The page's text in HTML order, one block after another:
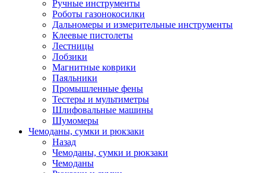
Ручные инструменты
Роботы газонокосилки
Дальномеры и измерительные инструменты
Клеевые пистолеты
Лестницы
Лобзики
Магнитные коврики
Паяльники
Промышленные фены
Тестеры и мультиметры
Шлифовальные машины
Шумомеры
Чемоданы, сумки и рюкзаки
Назад
Чемоданы, сумки и рюкзаки
Чемоданы